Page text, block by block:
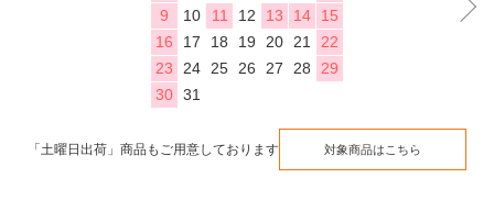
9
10 11 12 13 14
15
16
17 18 19 20 21
22
23
24 25 26 27 28
29
30 31
「土曜日出荷」商品もご用意しております 対象商品はこちら